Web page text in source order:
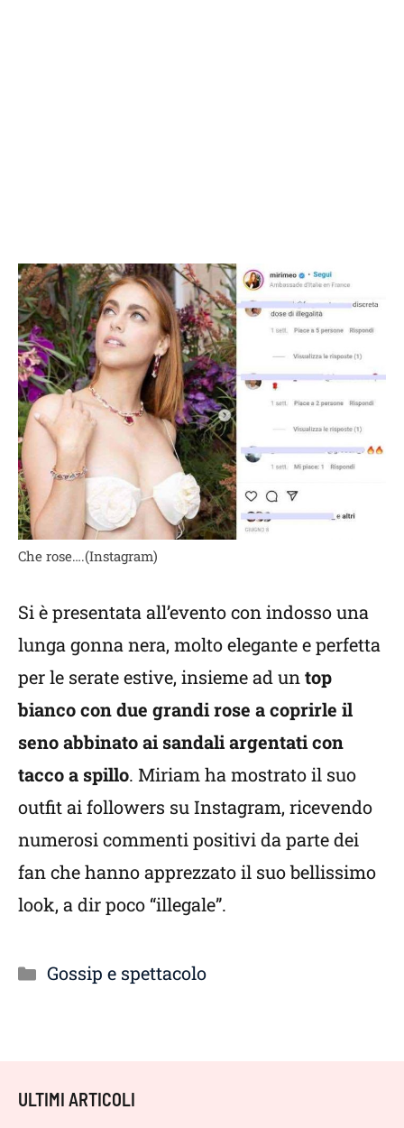
Che rose….(Instagram)
Si è presentata all’evento con indosso una
lunga gonna nera, molto elegante e perfetta
per le serate estive, insieme ad untop
bianco con due grandi rose a coprirle il
seno abbinato ai sandali argentati con
tacco a spillo. Miriam ha mostrato il suo
outfit ai followers su Instagram, ricevendo
numerosi commenti positivi da parte dei
fan che hanno apprezzato il suo bellissimo
look, a dir poco “illegale”.
Categorie
Gossip e spettacolo
ULTIMI ARTICOLI